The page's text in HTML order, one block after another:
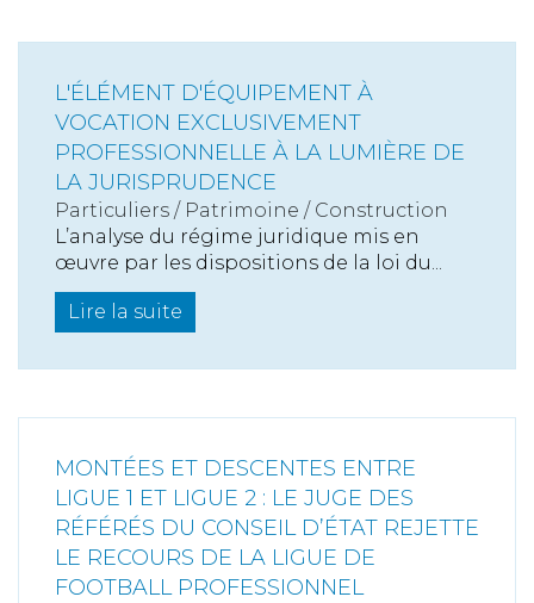
L'ÉLÉMENT D'ÉQUIPEMENT À
VOCATION EXCLUSIVEMENT
PROFESSIONNELLE À LA LUMIÈRE DE
LA JURISPRUDENCE
Particuliers / Patrimoine / Construction
L’analyse du régime juridique mis en
œuvre par les dispositions de la loi du...
Lire la suite
MONTÉES ET DESCENTES ENTRE
LIGUE 1 ET LIGUE 2 : LE JUGE DES
RÉFÉRÉS DU CONSEIL D’ÉTAT REJETTE
LE RECOURS DE LA LIGUE DE
FOOTBALL PROFESSIONNEL